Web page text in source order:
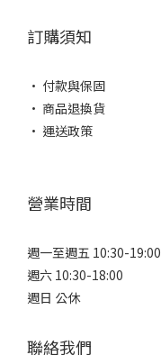
訂購須知
• 付款與保固
• 商品退換貨
• 運送政策
營業時間
週一至週五 10:30-19:00
週六 10:30-18:00
週日 公休
聯絡我們